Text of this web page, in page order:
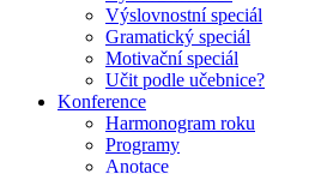
Výslovnostní speciál
Gramatický speciál
Motivační speciál
Učit podle učebnice?
Konference
Harmonogram roku
Programy
Anotace